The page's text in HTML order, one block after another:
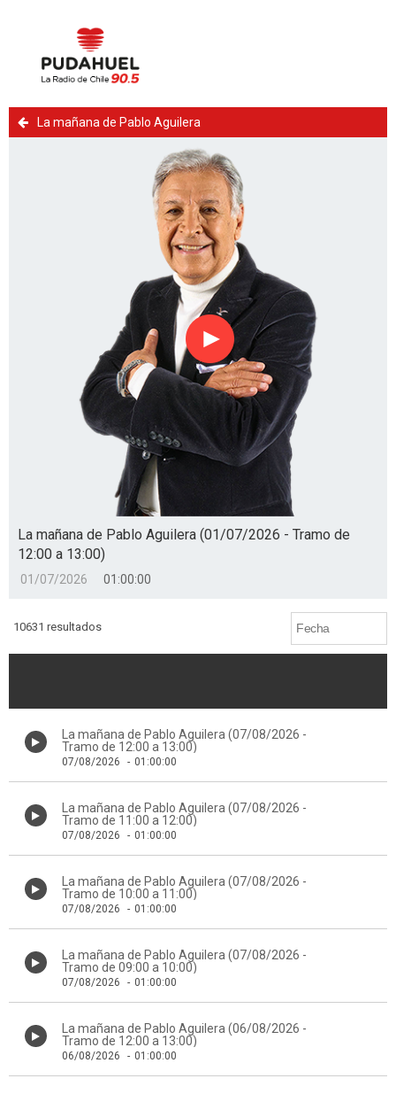
La mañana de Pablo Aguilera
Reproducir
La mañana de Pablo Aguilera (01/07/2026 - Tramo de
12:00 a 13:00)
01/07/2026 01:00:00
10631 resultados
La mañana de Pablo Aguilera (07/08/2026 -
Tramo de 12:00 a 13:00)
07/08/2026 - 01:00:00
La mañana de Pablo Aguilera (07/08/2026 -
Tramo de 11:00 a 12:00)
07/08/2026 - 01:00:00
La mañana de Pablo Aguilera (07/08/2026 -
Tramo de 10:00 a 11:00)
07/08/2026 - 01:00:00
La mañana de Pablo Aguilera (07/08/2026 -
Tramo de 09:00 a 10:00)
07/08/2026 - 01:00:00
La mañana de Pablo Aguilera (06/08/2026 -
Tramo de 12:00 a 13:00)
06/08/2026 - 01:00:00